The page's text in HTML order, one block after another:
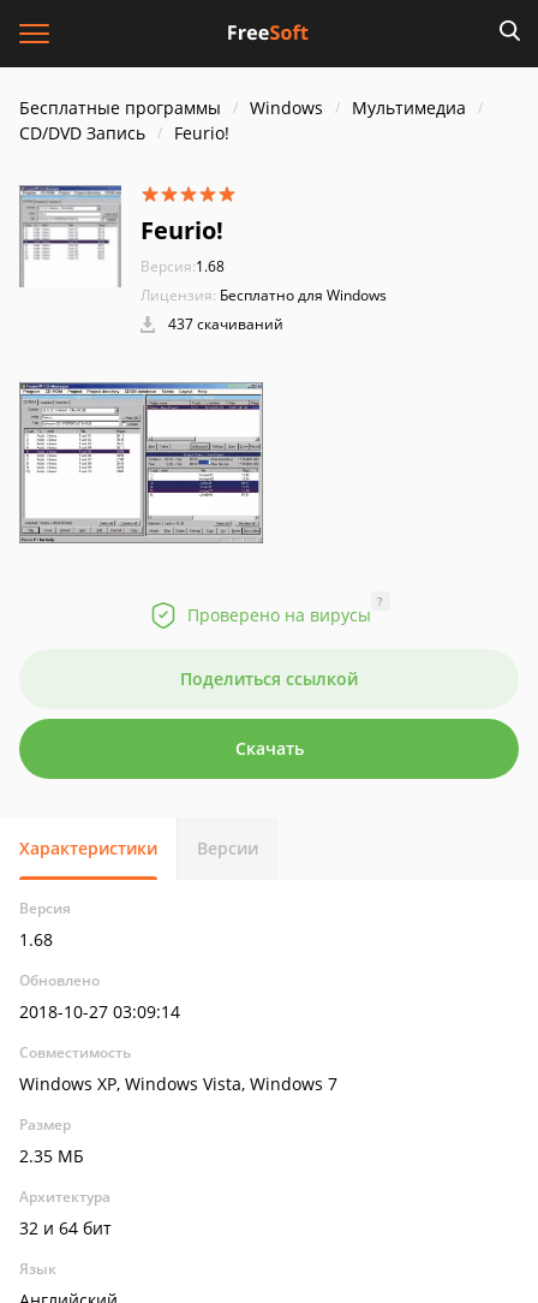
Бесплатные программы Windows
Мультимедиа
CD/DVD Запись
Feurio!
Feurio!
Версия:1.68
Лицензия: Бесплатно для Windows
437 скачиваний
Проверено на вирусы
?
Поделиться ссылкой
Скачать
Характеристики Версии
Версия
1.68
Обновлено
2018-10-27 03:09:14
Совместимость
Windows XP, Windows Vista, Windows 7
Размер
2.35 МБ
Архитектура
32 и 64 бит
Язык